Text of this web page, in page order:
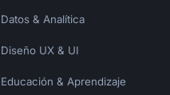
Datos & Analítica
Diseño UX & UI
Educación & Aprendizaje